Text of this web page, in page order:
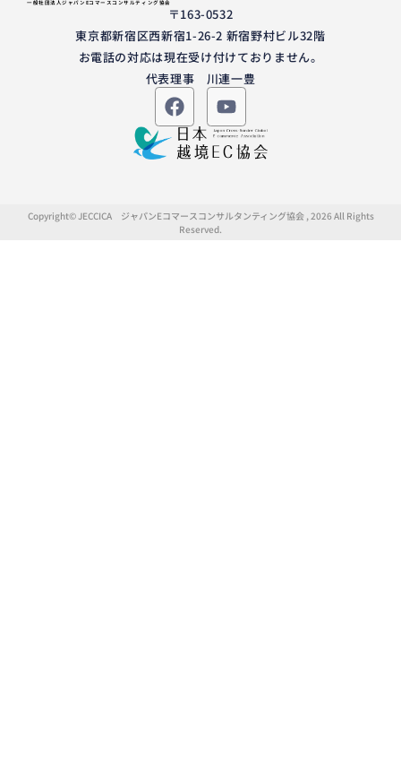
一般社団法人ジャパンEコマースコンサルティング協会
〒163-0532
東京都新宿区西新宿1-26-2 新宿野村ビル32階
お電話の対応は現在受け付けておりません。
代表理事 川連一豊
Copyright© JECCICA ジャパンEコマースコンサルタンティング協会 , 2026 All Rights
Reserved.